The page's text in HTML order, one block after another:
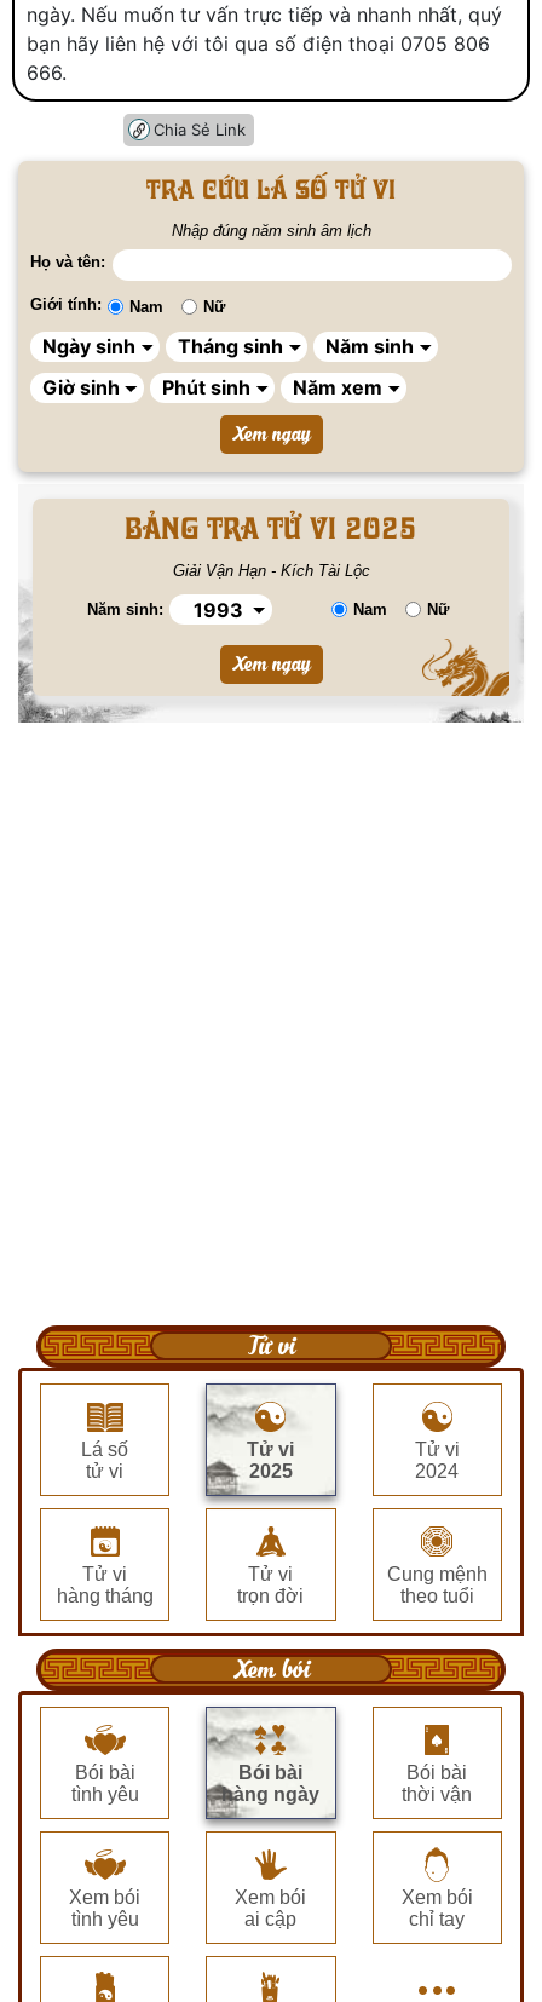
ngày. Nếu muốn tư vấn trực tiếp và nhanh nhất, quý
bạn hãy liên hệ với tôi qua số điện thoại 0705 806
666.
Chia Sẻ Link
Tra cứu lá số tử vi
Nhập đúng năm sinh âm lịch
Họ và tên:
Giới tính: Nam Nữ
BẢNG TRA TỬ VI 2025
Giải Vận Hạn - Kích Tài Lộc
Năm sinh: Nam Nữ
Tử vi
Lá số
tử vi
Tử vi
2025
Tử vi
2024
Tử vi
hàng tháng
Tử vi
trọn đời
Cung mệnh
theo tuổi
Xem bói
Bói bài
tình yêu
Bói bài
hàng ngày
Bói bài
thời vận
Xem bói
tình yêu
Xem bói
ai cập
Xem bói
chỉ tay